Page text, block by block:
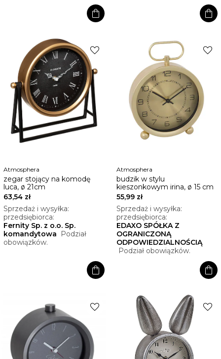
shopping_bag shopping_bag
favorite
Atmosphera
zegar stojący na komodę
luca, ø 21cm
63,54 zł
Sprzedaż i wysyłka:
przedsiębiorca:
Fernity Sp. z o.o. Sp.
komandytowa
Podział
obowiązków.
shopping_bag
favorite
Atmosphera
budzik w stylu
kieszonkowym irina, ø 15 cm
55,99 zł
Sprzedaż i wysyłka:
przedsiębiorca:
EDAXO SPÓŁKA Z
OGRANICZONĄ
ODPOWIEDZIALNOŚCIĄ
Podział obowiązków.
shopping_bag
favorite favorite